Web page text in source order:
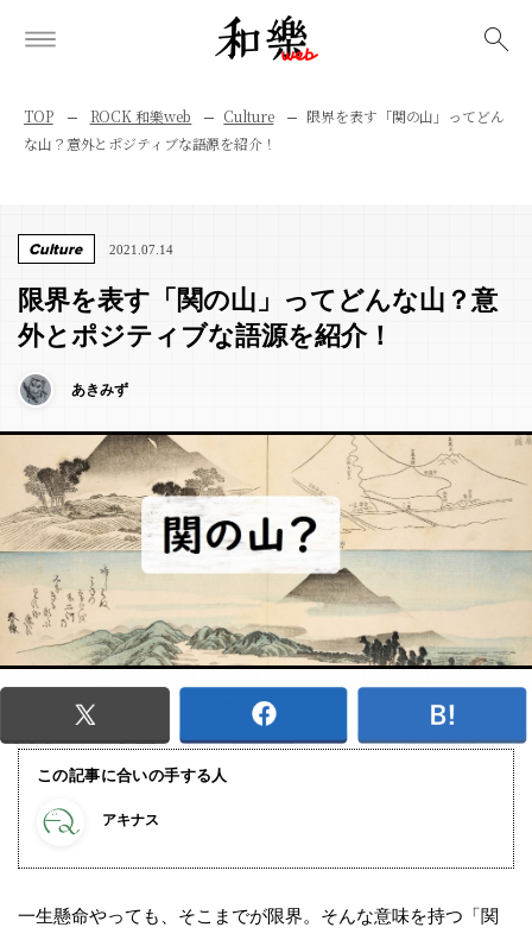
TOP ROCK 和樂web Culture
限界を表す「関の山」ってどん
な山？意外とポジティブな語源を紹介！
Culture 2021.07.14
限界を表す「関の山」ってどんな山？意
外とポジティブな語源を紹介！
あきみず
この記事に合いの手する人
アキナス
一生懸命やっても、そこまでが限界。そんな意味を持つ「関